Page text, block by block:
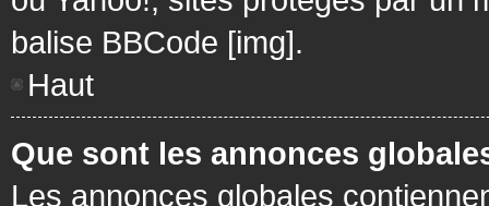
balise BBCode [img].
Haut
Que sont les annonces
Les annonces globales